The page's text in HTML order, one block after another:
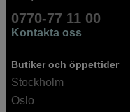
0770-77 11 00
Kontakta oss
Butiker och öppettider
Stockholm
Oslo